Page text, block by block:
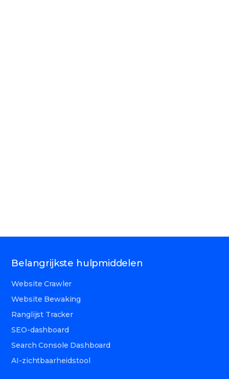
Belangrijkste hulpmiddelen
Website Crawler
Website Bewaking
Ranglijst Tracker
SEO-dashboard
Search Console Dashboard
AI-zichtbaarheidstool